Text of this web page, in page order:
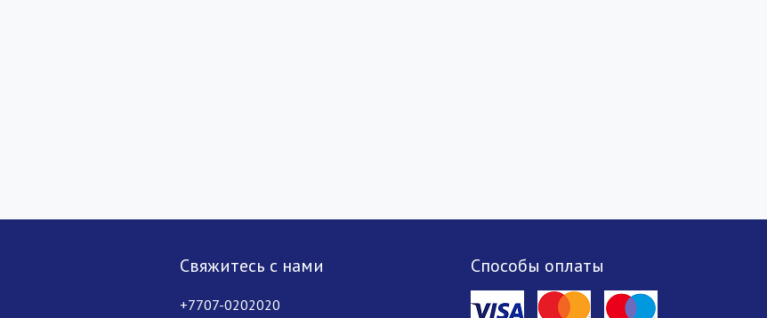
Свяжитесь с нами
+7707-0202020
Способы оплаты